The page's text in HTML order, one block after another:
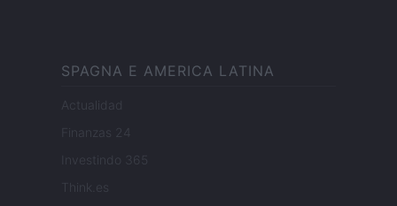
SPAGNA E AMERICA LATINA
Actualidad
Finanzas 24
Investindo 365
Think.es